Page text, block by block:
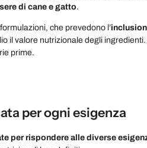
di cane e gatto.
che prevedono l’
il valore nutrizionale degli
prime.
per ogni esigenza
per rispondere alle diverse